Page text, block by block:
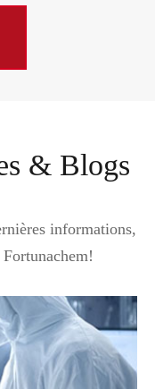
& Blogs
informations,